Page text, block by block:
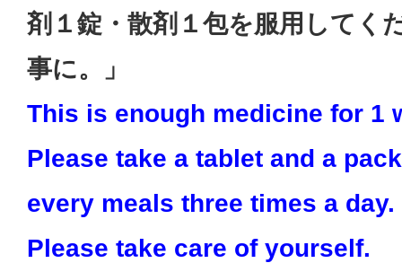
剤１錠・散剤１包を服用してく
事に。」
This is enough medicine for 1
Please take a tablet and a
every meals three times a day.
Please take care of yourself.